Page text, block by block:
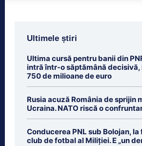
Ultimele știri
Ultima cursă pentru banii din
intră într-o săptămână
750 de milioane de euro
Rusia acuză România de sprijin
Ucraina. NATO riscă o
Conducerea PNL sub Bolojan,
club de fotbal al Miliției. E „un